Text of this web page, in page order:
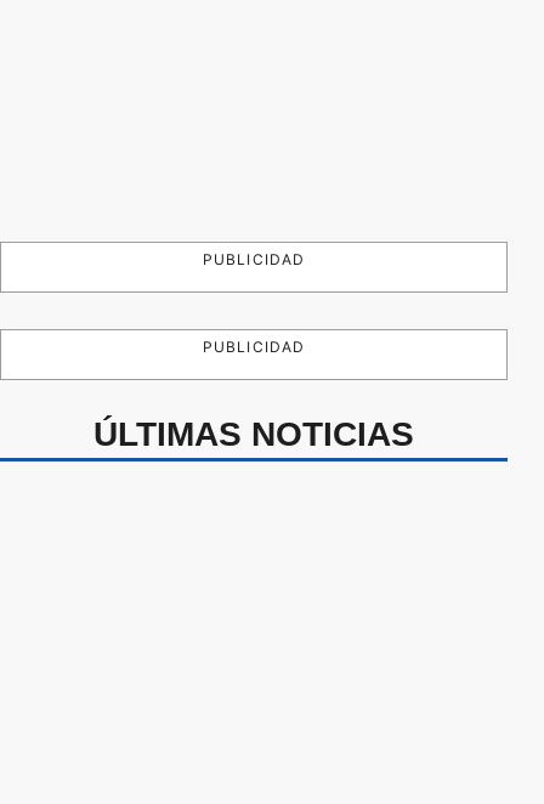
PUBLICIDAD
PUBLICIDAD
ÚLTIMAS NOTICIAS